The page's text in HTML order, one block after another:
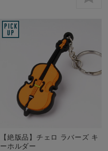
【絶版品】チェロ ラバーズ キ
ーホルダー